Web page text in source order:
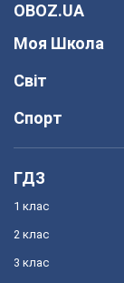
OBOZ.UA
Моя Школа
Світ
Спорт
ГДЗ
1 клас
2 клас
3 клас